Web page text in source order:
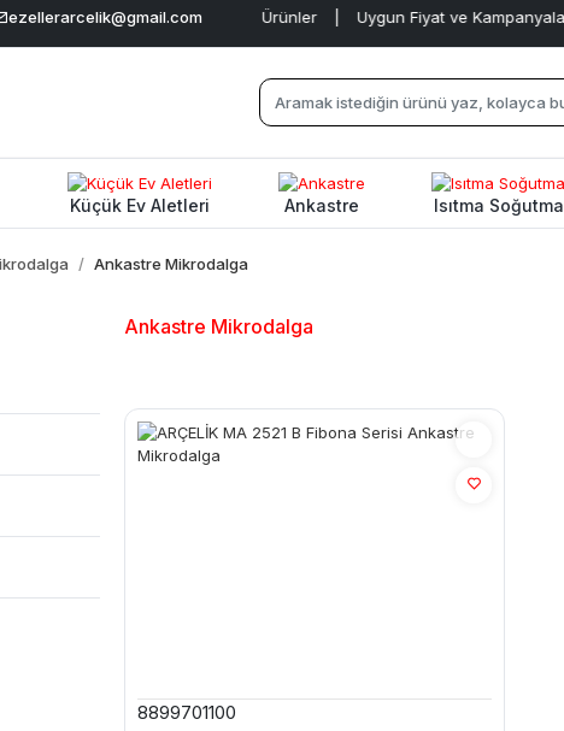
ezellerarcelik@gmail.com
| %100 Orijinal ve Garantili Ürünler | Uygun Fiyat ve Kampanyalar
Küçük Ev Aletleri Ankastre Isıtma Soğutma
Ankastre Mikrodalga
Ankastre Mikrodalga
8899701100